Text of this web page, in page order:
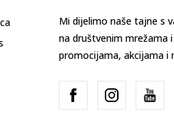
Mi dijelimo naše tajne s
na društvenim mrežama
promocijama, akcijama i